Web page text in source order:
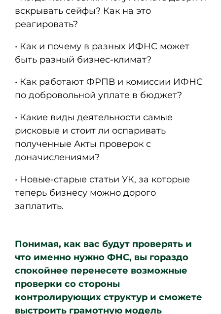
вскрывать сейфы? Как на это
реагировать?
• Как и почему в разных ИФНС может
быть разный бизнес-климат?
• Как работают ФРПВ и комиссии ИФНС
по добровольной уплате в бюджет?
• Какие виды деятельности самые
рисковые и стоит ли оспаривать
полученные Акты проверок с
доначислениями?
• Новые-старые статьи УК, за которые
теперь бизнесу можно дорого
заплатить.
Понимая, как вас будут проверять и
что именно нужно ФНС, вы гораздо
спокойнее перенесете возможные
проверки со стороны
контролирующих структур и сможете
выстроить грамотную модель